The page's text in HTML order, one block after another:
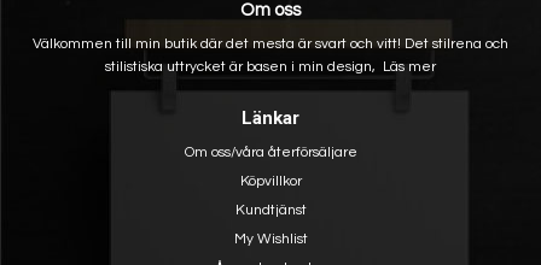
Om oss
Välkommen till min butik där det mesta är svart och vitt! Det stilrena och
stilistiska uttrycket är basen i min design, Läs mer
Länkar
Om oss/våra återförsäljare
Köpvillkor
Kundtjänst
My Wishlist